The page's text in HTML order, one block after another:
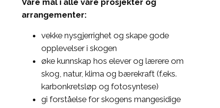
arrangementer:
vekke nysgjerrighet og skape gode
opplevelser i skogen
øke kunnskap hos elever og lærere om
skog, natur, klima og bærekraft (f.eks.
karbonkretsløp og fotosyntese)
gi forståelse for skogens mangesidige